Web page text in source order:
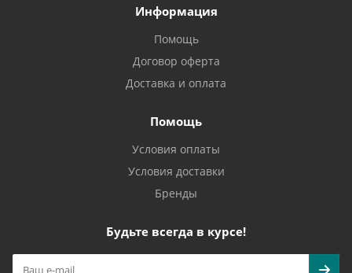
Информация
Помощь
Договор оферта
Доставка и оплата
Помощь
Условия оплаты
Условия доставки
Бренды
Будьте всегда в курсе!